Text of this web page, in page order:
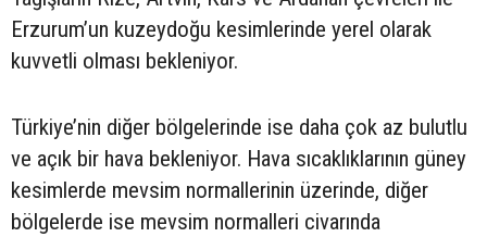
Erzurum’un kuzeydoğu kesimlerinde yerel olarak
kuvvetli olması bekleniyor.
Türkiye’nin diğer bölgelerinde ise daha çok az bulutlu
ve açık bir hava bekleniyor. Hava sıcaklıklarının güney
kesimlerde mevsim normallerinin üzerinde, diğer
bölgelerde ise mevsim normalleri civarında